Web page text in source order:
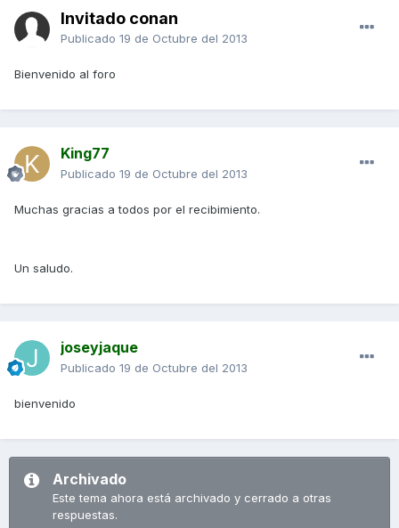
Invitado conan
Publicado 19 de Octubre del 2013
Bienvenido al foro
King77
Publicado 19 de Octubre del 2013
Muchas gracias a todos por el recibimiento.
Un saludo.
joseyjaque
Publicado 19 de Octubre del 2013
bienvenido
Archivado
Este tema ahora está archivado y cerrado a otras
respuestas.